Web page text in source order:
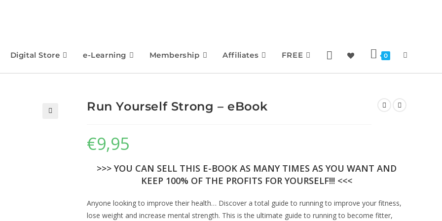
Digital Store e-Learning Membership Affiliates FREE 0
Run Yourself Strong – eBook
€9,95
>>> YOU CAN SELL THIS E-BOOK AS MANY TIMES AS YOU WANT AND
KEEP 100% OF THE PROFITS FOR YOURSELF!!! <<<
Anyone looking to improve their health… Discover a total guide to running to improve your fitness,
lose weight and increase mental strength. This is the ultimate guide to running to become fitter,